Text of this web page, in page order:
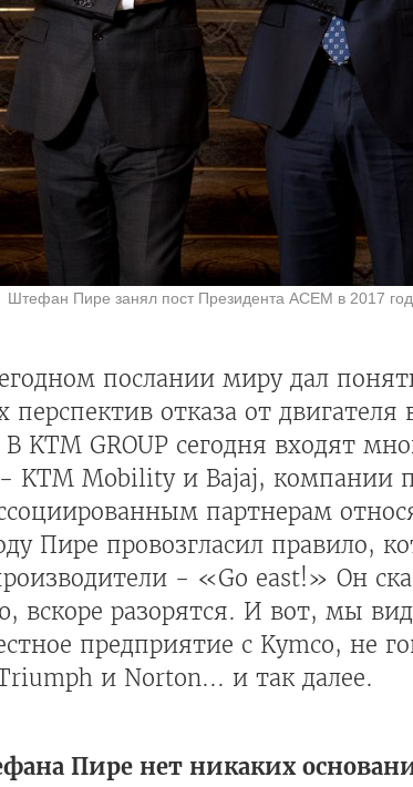
Штефан Пире занял пост Президента ACEM в 2017
послании миру дал
перспектив отказа от двигателя
KTM GROUP сегодня входят
KTM Mobility и Bajaj, компании
партнерам
Пире провозгласил правило,
- «Go east!» Он
вскоре разорятся. И вот, мы
предприятие с Kymco, не
и Norton... и так далее.
Пире нет никаких